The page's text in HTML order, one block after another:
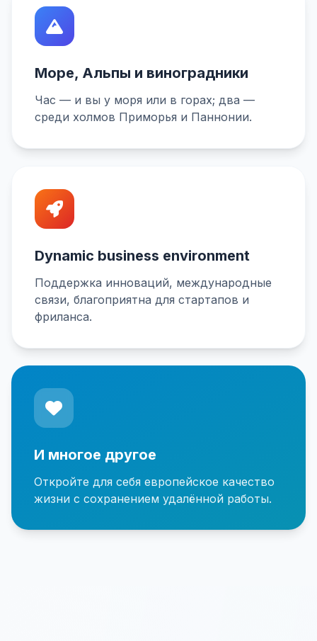
Море, Альпы и виноградники
Час — и вы у моря или в горах; два —
среди холмов Приморья и Паннонии.
Dynamic business environment
Поддержка инноваций, международные
связи, благоприятна для стартапов и
фриланса.
И многое другое
Откройте для себя европейское качество
жизни с сохранением удалённой работы.